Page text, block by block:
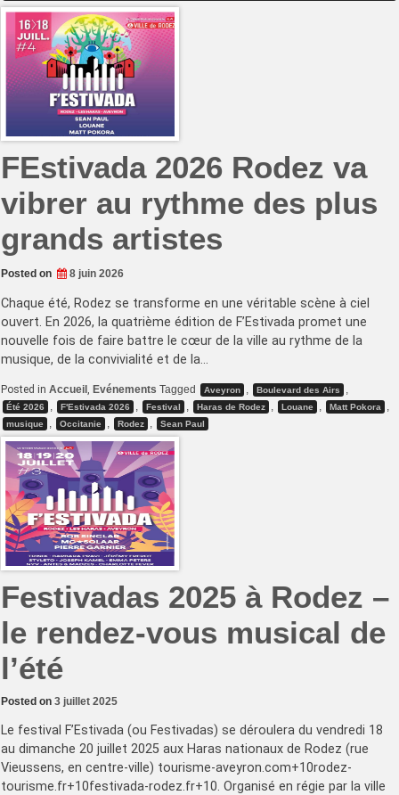
FEstivada 2026 Rodez va
vibrer au rythme des plus
grands artistes
Posted on 8 juin 2026
Chaque été, Rodez se transforme en une véritable scène à ciel
ouvert. En 2026, la quatrième édition de F’Estivada promet une
nouvelle fois de faire battre le cœur de la ville au rythme de la
musique, de la convivialité et de la…
Posted in Accueil , Evénements Tagged Aveyron , Boulevard des Airs ,
Été 2026 , F'Estivada 2026 , Festival , Haras de Rodez , Louane , Matt Pokora ,
musique , Occitanie , Rodez , Sean Paul
Festivadas 2025 à Rodez –
le rendez-vous musical de
l’été
Posted on 3 juillet 2025
Le festival F’Estivada (ou Festivadas) se déroulera du vendredi 18
au dimanche 20 juillet 2025 aux Haras nationaux de Rodez (rue
Vieussens, en centre-ville) tourisme-aveyron.com+10rodez-
tourisme.fr+10festivada-rodez.fr+10. Organisé en régie par la ville